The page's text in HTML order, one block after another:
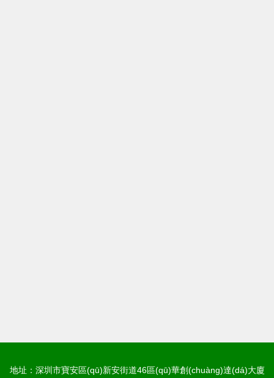
地址：深圳市寶安區(qū)新安街道46區(qū)華創(chuàng)達(dá)大廈